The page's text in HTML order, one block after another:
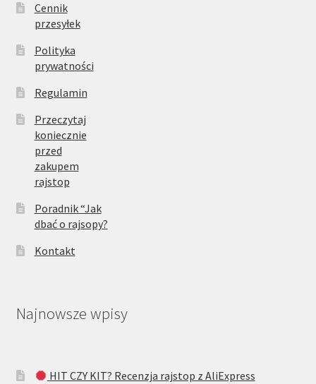
Cennik
przesyłek
Polityka
prywatności
Regulamin
Przeczytaj
koniecznie
przed
zakupem
rajstop
Poradnik “Jak
dbać o rajsopy?
Kontakt
Najnowsze wpisy
HIT CZY KIT? Recenzja rajstop z AliExpress